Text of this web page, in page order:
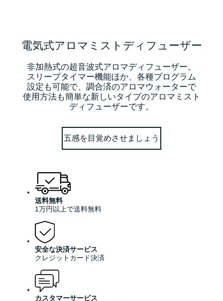
電気式アロマミストディフューザー
非加熱式の超音波式アロマディフューザー。
スリープタイマー機能ほか、各種プログラム
設定も可能で、調合済のアロマウォーターで
使用方法も簡単な新しいタイプのアロマミスト
ディフューザーです。
五感を目覚めさせましょう
送料無料
1万円以上で送料無料
安全な決済サービス
クレジットカード決済
カスタマーサービス